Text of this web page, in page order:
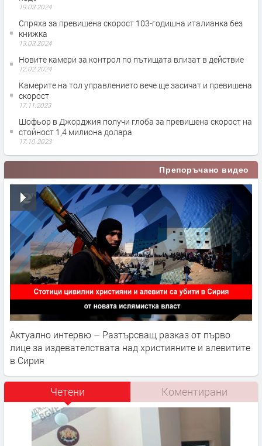
19.03.2024
Спряха за превишена скорост 103-годишна италианка без
книжка
13.03.2024
Новите камери за контрол по пътищата влизат в действие
12.02.2024
Камерите на тол управлението вече ще засичат и превишена
скорост
17.11.2023
Шофьор в Джорджия получи глоба за превишена скорост на
стойност 1,4 милиона долара
17.10.2023
Препоръчано видео
Актуално интервю – Разтърсващ разказ от първо
лице за издевателствата над християните и алевитите
в Сирия
Четени Коментирани